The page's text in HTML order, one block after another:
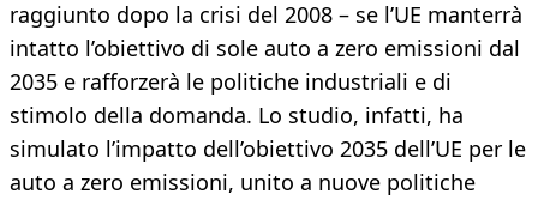
raggiunto dopo la crisi del 2008 – se l’UE manterrà
intatto l’obiettivo di sole auto a zero emissioni dal
2035 e rafforzerà le politiche industriali e di
stimolo della domanda. Lo studio, infatti, ha
simulato l’impatto dell’obiettivo 2035 dell’UE per le
auto a zero emissioni, unito a nuove politiche